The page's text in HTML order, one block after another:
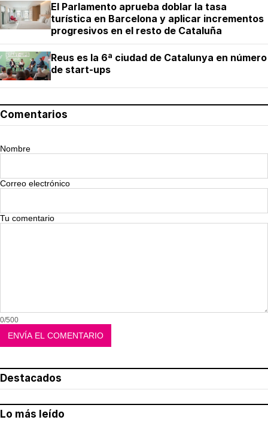
El Parlamento aprueba doblar la tasa
turística en Barcelona y aplicar incrementos
progresivos en el resto de Cataluña
Reus es la 6ª ciudad de Catalunya en número
de start-ups
Comentarios
Nombre
Correo electrónico
Tu comentario
0/500
Destacados
Lo más leído